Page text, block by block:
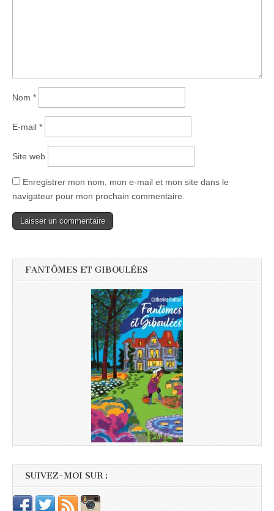
Nom *
E-mail *
Site web
Enregistrer mon nom, mon e-mail et mon site dans le
navigateur pour mon prochain commentaire.
FANTÔMES ET GIBOULÉES
SUIVEZ-MOI SUR :